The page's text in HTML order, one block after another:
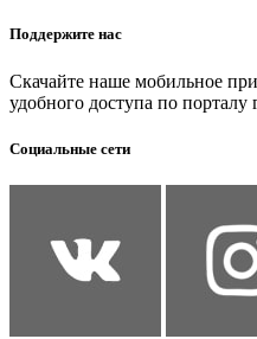
Поддержите нас
Скачайте наше мобильное
удобного доступа по порталу
Социальные сети